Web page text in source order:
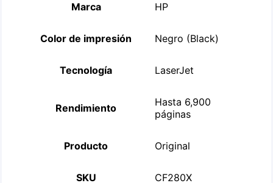
Marca HP
Color de impresión Negro (Black)
Tecnología LaserJet
Rendimiento
Hasta 6,900
páginas
Producto Original
SKU CF280X